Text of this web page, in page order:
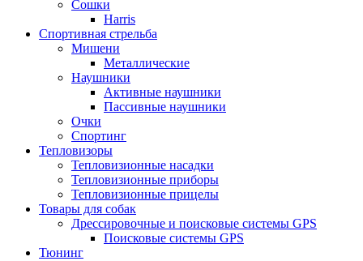
Сошки
Harris
Спортивная стрельба
Мишени
Металлические
Наушники
Активные наушники
Пассивные наушники
Очки
Спортинг
Тепловизоры
Тепловизионные насадки
Тепловизионные приборы
Тепловизионные прицелы
Товары для собак
Дрессировочные и поисковые системы GPS
Поисковые системы GPS
Тюнинг